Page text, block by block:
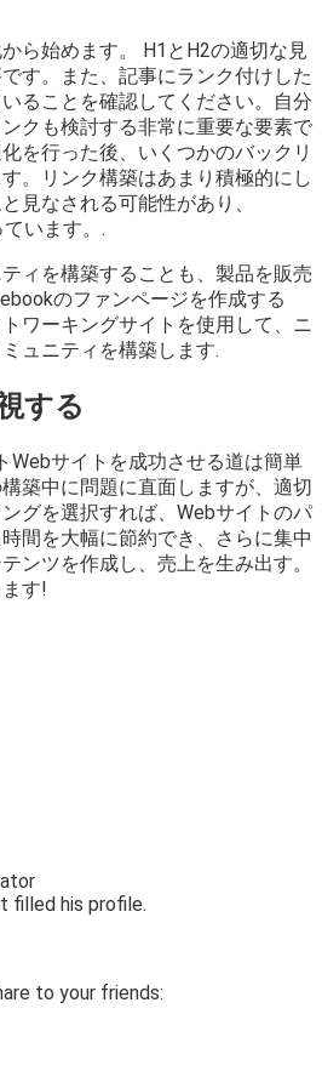
ら始めます。 H1とH2の適切な見
す。また、記事にランク付けした
ることを確認してください。自分
クも検討する非常に重要な要素で
を行った後、いくつかのバックリ
。リンク構築はあまり積極的にし
見なされる可能性があり、
います。.
ィを構築することも、製品を販売
のファンページを作成する
ワーキングサイトを使用して、ニ
ュニティを構築します.
する
Webサイトを成功させる道は簡単
築中に問題に直面しますが、適切
グを選択すれば、Webサイトのパ
間を大幅に節約でき、さらに集中
ンツを作成し、売上を生み出す。
す!
filled his profile.
to your friends: